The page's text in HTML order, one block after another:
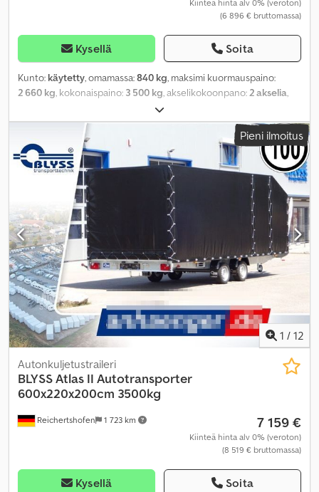
Kiinteä hinta alv 0% (veroton)
(6 896 € bruttomassa)
Kysellä Soita
Kunto: käytetty, omamassa:840 kg, maksimi kuormauspaino:
2 660 kg , kokonaispaino: 3 500 kg , akselikokoonpano: 2 akselia
, seuraava tarkastus (TÜV):
kuormatilan pituus:5 028 mm, lastitilan leveys:2 160 mm,
2025 , ajettuja kilometrejä:
, vaihteistotyyppi:
mekaaninen , energiatehokkuus: ,
Pieni ilmoitus
1 / 12
Reichertshofen 1 723 km
Autonkuljetustraileri
BLYSSAtlas II Autotransporter
600x220x200cm 3500kg
7 159 €
Kiinteä hinta alv 0% (veroton)
(8 519 € bruttomassa)
Kysellä Soita